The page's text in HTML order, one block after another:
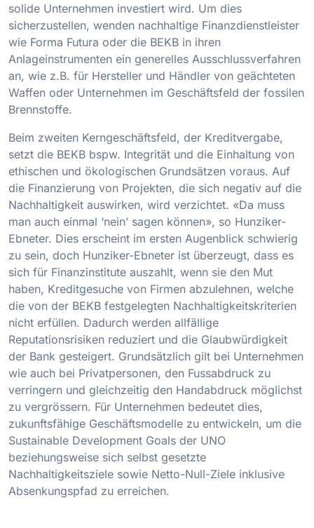
solide Unternehmen investiert wird. Um dies
sicherzustellen, wenden nachhaltige Finanzdienstleister
wie Forma Futura oder die BEKB in ihren
Anlageinstrumenten ein generelles Ausschlussverfahren
an, wie z.B. für Hersteller und Händler von geächteten
Waffen oder Unternehmen im Geschäftsfeld der fossilen
Brennstoffe.
Beim zweiten Kerngeschäftsfeld, der Kreditvergabe,
setzt die BEKB bspw. Integrität und die Einhaltung von
ethischen und ökologischen Grundsätzen voraus. Auf
die Finanzierung von Projekten, die sich negativ auf die
Nachhaltigkeit auswirken, wird verzichtet. «Da muss
man auch einmal ‘nein’ sagen können», so Hunziker-
Ebneter. Dies erscheint im ersten Augenblick schwierig
zu sein, doch Hunziker-Ebneter ist überzeugt, dass es
sich für Finanzinstitute auszahlt, wenn sie den Mut
haben, Kreditgesuche von Firmen abzulehnen, welche
die von der BEKB festgelegten Nachhaltigkeitskriterien
nicht erfüllen. Dadurch werden allfällige
Reputationsrisiken reduziert und die Glaubwürdigkeit
der Bank gesteigert. Grundsätzlich gilt bei Unternehmen
wie auch bei Privatpersonen, den Fussabdruck zu
verringern und gleichzeitig den Handabdruck möglichst
zu vergrössern. Für Unternehmen bedeutet dies,
zukunftsfähige Geschäftsmodelle zu entwickeln, um die
Sustainable Development Goals der UNO
beziehungsweise sich selbst gesetzte
Nachhaltigkeitsziele sowie Netto-Null-Ziele inklusive
Absenkungspfad zu erreichen.